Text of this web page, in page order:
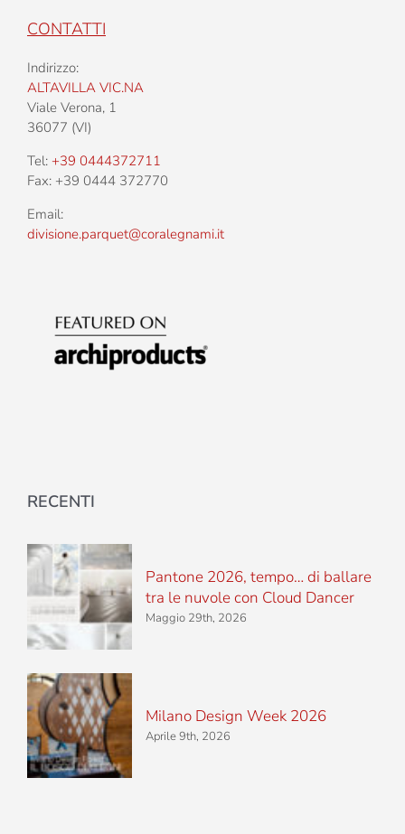
CONTATTI
Indirizzo:
ALTAVILLA VIC.NA
Viale Verona, 1
36077 (VI)
Tel: +39 0444372711
Fax: +39 0444 372770
Email:
divisione.parquet@coralegnami.it
RECENTI
Pantone 2026, tempo… di ballare
tra le nuvole con Cloud Dancer
Maggio 29th, 2026
Milano Design Week 2026
Aprile 9th, 2026